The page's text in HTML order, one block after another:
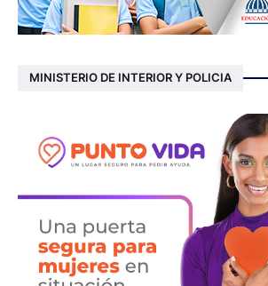
MINISTERIO DE INTERIOR Y POLICIA